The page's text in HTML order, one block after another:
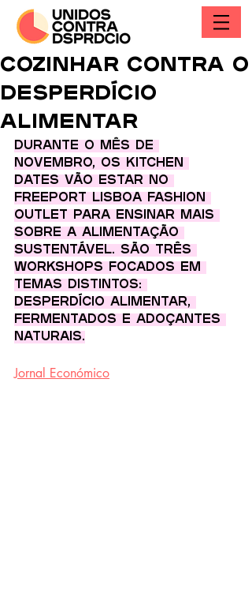
Cozinhar contra o
desperdício
alimentar
Durante o mês de
novembro, os Kitchen
Dates vão estar no
Freeport Lisboa Fashion
Outlet para ensinar mais
sobre a alimentação
sustentável. São três
workshops focados em
temas distintos:
desperdício alimentar,
fermentados e adoçantes
naturais.
Jornal Económico